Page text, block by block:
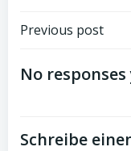
Post
Previous post
No
Schreibe